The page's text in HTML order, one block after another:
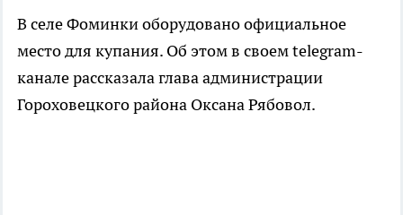
В селе Фоминки оборудовано официальное
место для купания. Об этом в своем telegram-
канале рассказала глава администрации
Гороховецкого района Оксана Рябовол.